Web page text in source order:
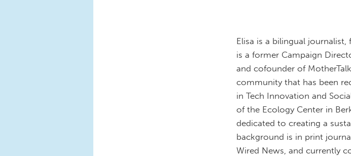
Elisa is a bilingual
is a former Campaign
and cofounder of
community that has been
in Tech Innovation and
of the Ecology Center in
dedicated to creating a
background is in print
Wired News, and currently